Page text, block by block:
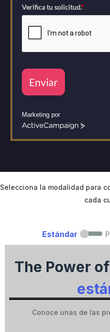
Verifica tu solicitud.*
Enviar
Marketing por
A
C
g
Selecciona la modalidad para
cada
Estándar
The Power
Conoce unas de las